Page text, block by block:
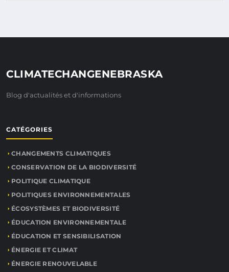
CLIMATECHANGENEBRASKA
Blog d'actualités et d'informations
CATÉGORIES
CHANGEMENTS CLIMATIQUES
CONSERVATION DE LA BIODIVERSITÉ
POLITIQUE CLIMATIQUE
POLITIQUES ENVIRONNEMENTALES
ÉCOSYSTÈMES ET BIODIVERSITÉ
ÉDUCATION ENVIRONNEMENTALE
ÉDUCATION ET SENSIBILISATION
ÉNERGIE ET CLIMAT
ÉNERGIE RENOUVELABLE